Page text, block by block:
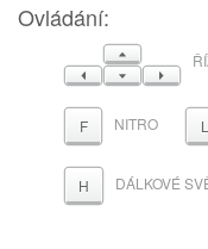
Ovládání:
NAHORU
VLEVODOLŮVPRAVO
F NITRO L
H DÁLKOVÉ